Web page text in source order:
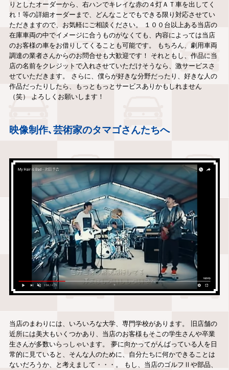
りとしたオーダーから、右ハンでキレイな赤の４灯ＡＴ車を出してく
れ！等の詳細オーダーまで、どんなことでもできる限り対応させてい
ただきますので、お気軽にご相談ください。 １００台以上ある当店の
在庫車両の中でイメージに合うものがなくても、内容によっては当店
のお客様の車をお借りしてくることも可能です。 もちろん、劇用車両
調達の業者さんからのお問合せも大歓迎です！ それともし、作品に当
店の名前をクレジットで入れさせていただけそうなら、激サービスさ
せていただきます。 さらに、僕らが好きな分野だったり、好きな人の
作品だったりしたら、もっともっとサービスありかもしれません
（笑） よろしくお願いします！
映像制作､芸術家のタマゴさんたちへ
当店のまわりには、いろいろな大学、専門学校があります。 旧店舗の
近所には美大もいくつかあり、当店のお客様もそこの学生さんや卒業
生さんが多数いらっしゃいます。 夢に向かってがんばっている人を日
常的に見ていると、そんな人のために、自分たちに何かできることは
ないだろうか、と考えまして・・・。 もし、当店のゴルフⅡや部品、